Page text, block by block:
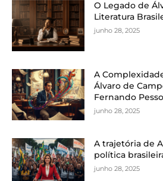
O Legado de
Literatura
junho 28, 2025
A
Álvaro de
Fernando
junho 28, 2025
A trajetória de
política
junho 28, 2025